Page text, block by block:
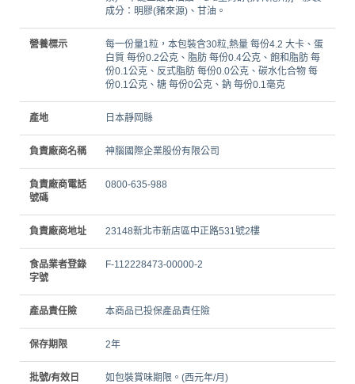
成分：明膠(豬來源)、甘油。
營養標示
每一份量1粒，本包裝含30粒,熱量 每份4.2 大卡、蛋
白質 每份0.2公克、脂肪 每份0.4公克、飽和脂肪 每
份0.1公克、反式脂肪 每份0.0公克、碳水化合物 每
份0.1公克、糖 每份0公克、鈉 每份0.1毫克
產地 日本靜岡縣
負責廠商名稱 神腦國際企業股份有限公司
負責廠商電話
號碼
0800-635-988
負責廠商地址 23148新北市新店區中正路531號2樓
食品業者登錄
字號
F-112228473-00000-2
產品責任險 本商品已投保產品責任險
保存期限 2年
批號/有效日
如包裝賞味期限。(西元年/月)